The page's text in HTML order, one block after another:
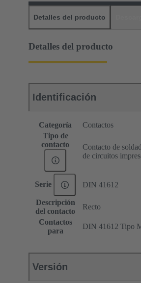
Detalles del producto
Detalles del producto
Identificación
Categoría
Contactos
Tipo de
contacto
Contacto de
de circuitos
Serie DIN 41612
Descripción
del contacto
Recto
Contactos
para
DIN 41612 Tipo
Versión